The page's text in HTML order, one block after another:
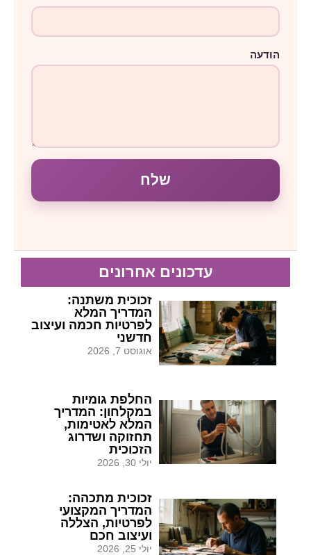
הודעה
שלח
עדכונים אחרונים
זכוכית משתנה:
המדריך המלא
לפרטיות חכמה ועיצוב
חדשני
אוגוסט 7, 2026
החלפת גומיות
במקלחון: המדריך
המלא לאטימות,
תחזוקה ושדרוג
הזכוכית
יולי 30, 2026
זכוכית מתכהה:
המדריך המקצועי
לפרטיות, הצללה
ועיצוב חכם
יולי 25, 2026